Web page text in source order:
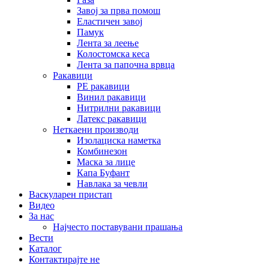
Завој за прва помош
Еластичен завој
Памук
Лента за леење
Колостомска кеса
Лента за папочна врвца
Ракавици
PE ракавици
Винил ракавици
Нитрилни ракавици
Латекс ракавици
Неткаени производи
Изолациска наметка
Комбинезон
Маска за лице
Капа Буфант
Навлака за чевли
Васкуларен пристап
Видео
За нас
Најчесто поставувани прашања
Вести
Каталог
Контактирајте не